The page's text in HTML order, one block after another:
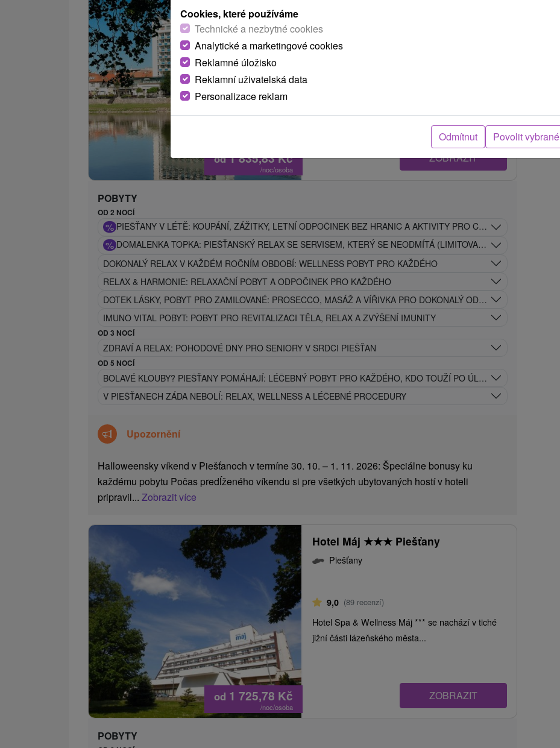
od1 835,83Kč
/noc/osoba
ZOBRAZIT
POBYTY
OD 2 NOCÍ
% PIEŠŤANY V LÉTĚ: KOUPÁNÍ, ZÁŽITKY, LETNÍ ODPOČINEK BEZ HRANIC A AKTIVITY PRO CELOU RODINU
% DOMALENKA TOPKA: PIEŠŤANSKÝ RELAX SE SERVISEM, KTERÝ SE NEODMÍTÁ (LIMITOVANÁ NABÍDKA)
DOKONALÝ RELAX V KAŽDÉM ROČNÍM OBDOBÍ: WELLNESS POBYT PRO KAŽDÉHO
RELAX & HARMONIE: RELAXAČNÍ POBYT A ODPOČINEK PRO KAŽDÉHO
DOTEK LÁSKY, POBYT PRO ZAMILOVANÉ: PROSECCO, MASÁŽ A VÍŘIVKA PRO DOKONALÝ ODPOČINEK
IMUNO VITAL POBYT: POBYT PRO REVITALIZACI TĚLA, RELAX A ZVÝŠENÍ IMUNITY
OD 3 NOCÍ
ZDRAVÍ A RELAX: POHODOVÉ DNY PRO SENIORY V SRDCI PIEŠŤAN
OD 5 NOCÍ
BOLAVÉ KLOUBY? PIEŠŤANY POMÁHAJÍ: LÉČEBNÝ POBYT PRO KAŽDÉHO, KDO TOUŽÍ PO ÚLEVĚ
V PIEŠŤANECH ZÁDA NEBOLÍ: RELAX, WELLNESS A LÉČEBNÉ PROCEDURY
Upozornění
Halloweensky víkend v Piešťanoch v termíne 30. 10. – 1. 11. 2026: Špeciálne bonusy ku
každému pobytu Počas predĺženého víkendu si pre všetkých ubytovaných hostí v hoteli
pripravil... Zobrazit více
od 1 725,78 Kč
/noc/osoba
Hotel Máj ★★★ Piešťany
Piešťany
9,0 (89 recenzí)
Hotel Spa & Wellness Máj *** se nachází v tiché
jižní části lázeňského města...
ZOBRAZIT
POBYTY
Cookies, které používáme
Technické a nezbytné cookies
Analytické a marketingové cookies
Reklamné úložisko
Reklamní uživatelská data
Personalizace reklam
Odmítnut Povolit vybrané